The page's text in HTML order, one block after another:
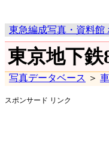
東急編成写真・資料館
東京地下鉄
写真データベース ＞
スポンサード リンク